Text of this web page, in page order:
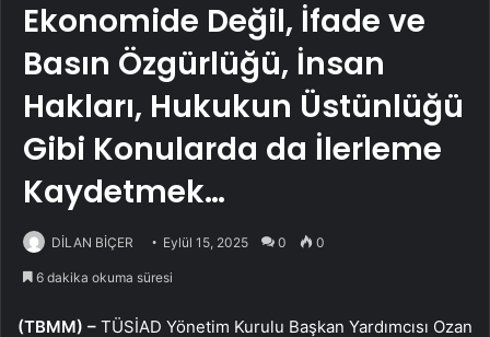
Ekonomide Değil, İfade ve
Basın Özgürlüğü, İnsan
Hakları, Hukukun Üstünlüğü
Gibi Konularda da İlerleme
Kaydetmek…
DİLAN BİÇER Eylül 15, 2025 0 0
6 dakika okuma süresi
(TBMM) – TÜSİAD Yönetim Kurulu Başkan Yardımcısı Ozan